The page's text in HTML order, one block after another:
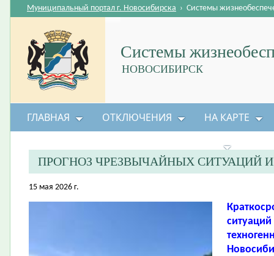
Системы
НОВОСИБИРСК
Муниципальный портал г. Новосибирска › Системы
ГЛАВНАЯ ОТКЛЮЧЕНИЯ НА КАРТЕ
ПРОГНОЗ ЧРЕЗВЫЧАЙНЫХ СИТУАЦИЙ
15 мая 2026 г.